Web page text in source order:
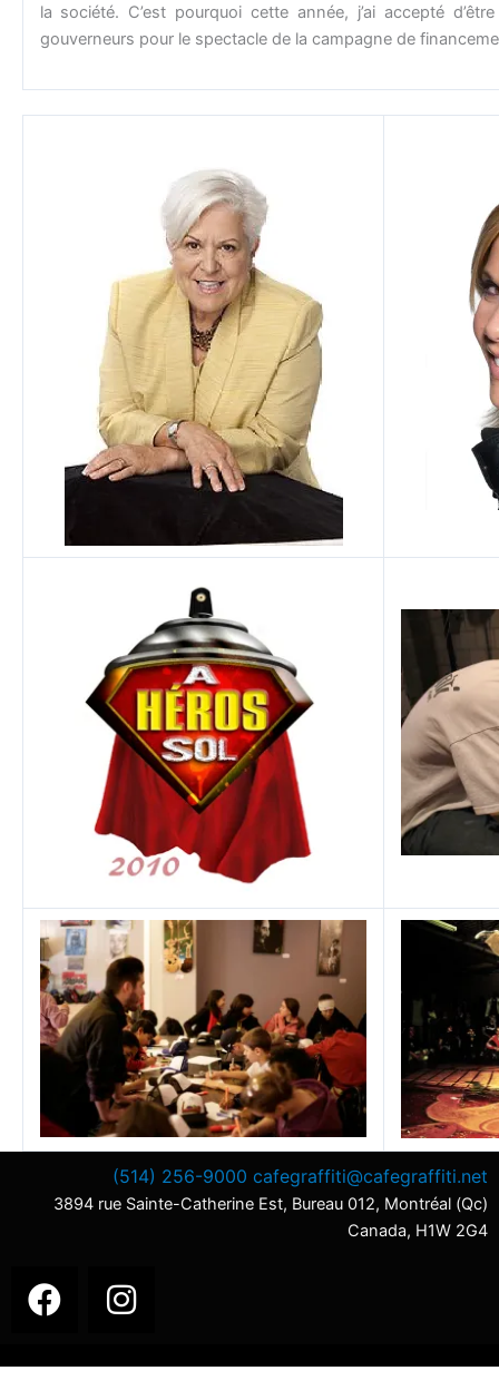
la société. C’est pourquoi cette année, j’ai accepté
gouverneurs pour le spectacle de la campagne de
(514) 256-9000 cafegraffiti@cafegraffiti.net
3894 rue Sainte-Catherine Est, Bureau 012, Montréal (Qc)
Canada, H1W 2G4
F
a
I
n